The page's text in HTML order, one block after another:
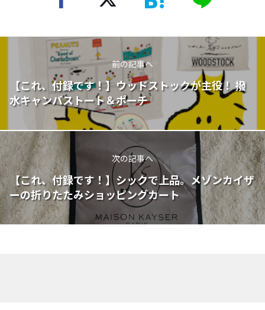
前の記事へ
【これ、付録です！】ウッドストックが主役！ 撥
水キャンバストート＆ポーチ
次の記事へ
【これ、付録です！】シックで上品。メゾンカイザ
ーの折りたたみショッピングカート